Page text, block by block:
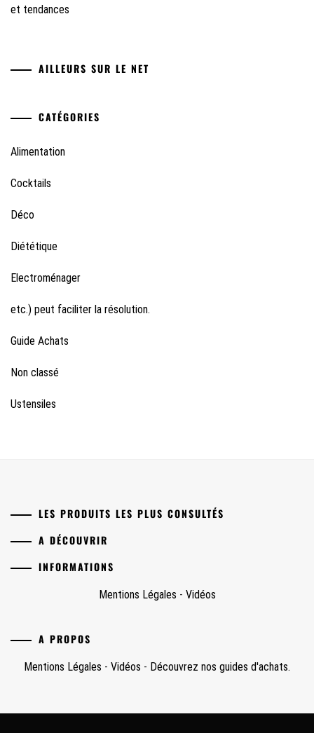
et tendances
AILLEURS SUR LE NET
CATÉGORIES
Alimentation
Cocktails
Déco
Diététique
Electroménager
etc.) peut faciliter la résolution.
Guide Achats
Non classé
Ustensiles
LES PRODUITS LES PLUS CONSULTÉS
A DÉCOUVRIR
INFORMATIONS
Mentions Légales - Vidéos
A PROPOS
Mentions Légales - Vidéos - Découvrez nos guides d'achats.